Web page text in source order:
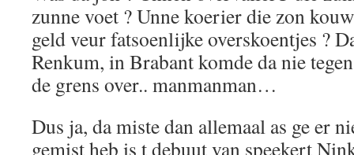
zunne voet ? Unne koerier die zon
geld veur fatsoenlijke overskoentjes ?
Renkum, in Brabant komde da nie
de grens over.. manmanman…
Dus ja, da miste dan allemaal as ge er
gemist heb is t debuut van speekert